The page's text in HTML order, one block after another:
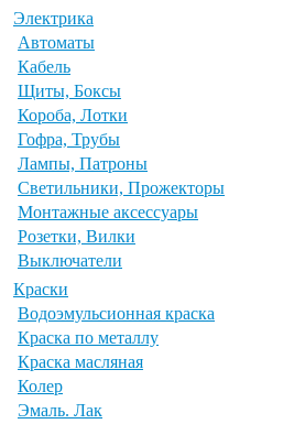
Электрика
Автоматы
Кабель
Щиты, Боксы
Короба, Лотки
Гофра, Трубы
Лампы, Патроны
Светильники, Прожекторы
Монтажные аксессуары
Розетки, Вилки
Выключатели
Краски
Водоэмульсионная краска
Краска по металлу
Краска масляная
Колер
Эмаль. Лак